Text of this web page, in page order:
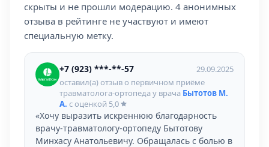
скрыты и не прошли модерацию. 4 анонимных
отзыва в рейтинге не участвуют и имеют
специальную метку.
+7 (923) ***-**-57
29.09.2025
оставил(а) отзыв о первичном приёме
травматолога-ортопеда у врача Бытотов М.
А. с оценкой 5,0
«Хочу выразить искреннюю благодарность
врачу-травматологу-ортопеду Бытотову
Минхасу Анатольевичу. Обращалась с болью в